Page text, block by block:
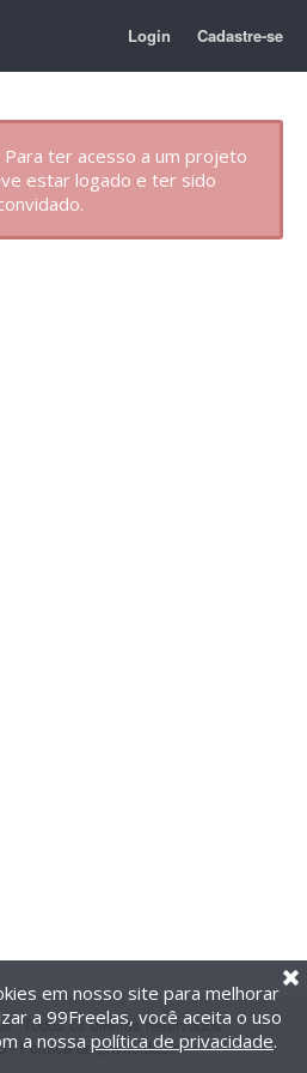
Login Cadastre-se
ter acesso a um projeto
estar logado e ter sido
Todos os direitos reservados.
| Política de privacidade
em nosso site para melhorar
a 99Freelas, você aceita o uso
a nossa política de privacidade.